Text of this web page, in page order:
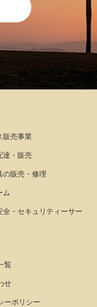
販売事業
達・販売
の販売・修理
ム
全・セキュリティーサー
覧
せ
ーポリシー